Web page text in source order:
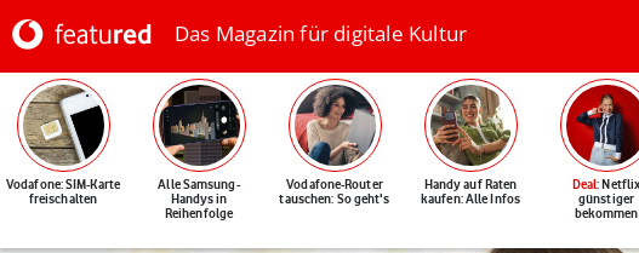
Das Magazin für digitale Kultur
Vodafone: SIM-Karte
freischalten
Alle Samsung-
Handys in
Reihenfolge
Vodafone-Router
tauschen: So geht's
Handy auf Raten
kaufen: Alle Infos
Deal: Netflix
günstiger
bekommen